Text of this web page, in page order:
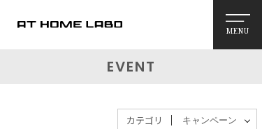
MENU
EVENT
カテゴリ